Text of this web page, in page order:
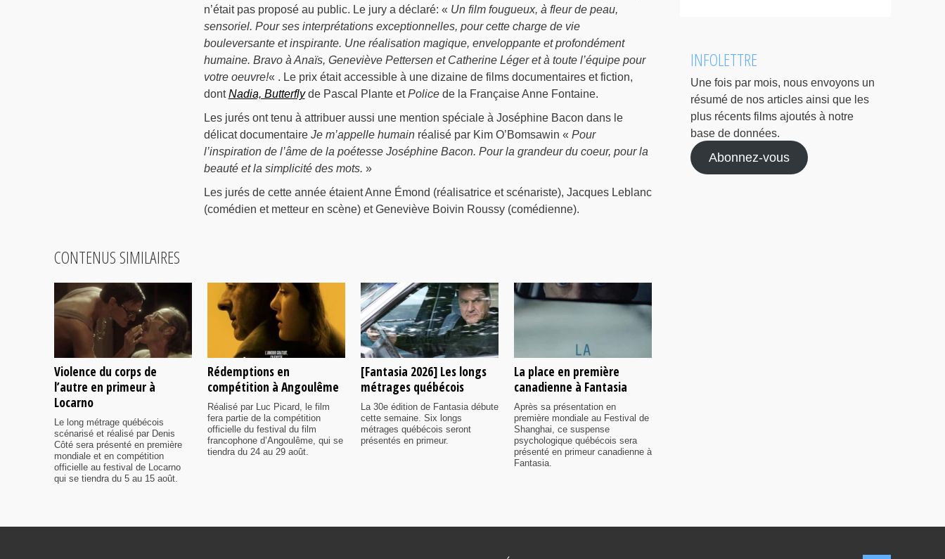
n’était pas proposé au public. Le jury a déclaré: « Un film fougueux, à fleur de peau,
sensoriel. Pour ses interprétations exceptionnelles, pour cette charge de vie
bouleversante et inspirante. Une réalisation magique, enveloppante et profondément
humaine. Bravo à Anaïs, Geneviève Pettersen et Catherine Léger et à toute l’équipe pour
votre oeuvre!« . Le prix était accessible à une dizaine de films documentaires et fiction,
dontNadia, Butterflyde Pascal Plante etPolicede la Française Anne Fontaine.
Les jurés ont tenu à attribuer aussi une mention spéciale à Joséphine Bacon dans le
délicat documentaire Je m’appelle humainréalisé par Kim O’Bomsawin « Pour
l’inspiration de l’âme de la poétesse Joséphine Bacon. Pour la grandeur du coeur, pour la
beauté et la simplicité des mots. »
Les jurés de cette année étaient Anne Émond (réalisatrice et scénariste), Jacques Leblanc
(comédien et metteur en scène) et Geneviève Boivin Roussy (comédienne).
CONTENUS SIMILAIRES
Violence du corps de
l’autre en primeur à
Locarno
Le long métrage québécois
scénarisé et réalisé par Denis
Côté sera présenté en première
mondiale et en compétition
officielle au festival de Locarno
qui se tiendra du 5 au 15 août.
Rédemptions en
compétition à Angoulême
Réalisé par Luc Picard, le film
fera partie de la compétition
officielle du festival du film
francophone d’Angoulême, qui se
tiendra du 24 au 29 août.
[Fantasia 2026] Les longs
métrages québécois
La 30e édition de Fantasia débute
cette semaine. Six longs
métrages québécois seront
présentés en primeur.
La place en première
canadienne à Fantasia
Après sa présentation en
première mondiale au Festival de
Shanghai, ce suspense
psychologique québécois sera
présenté en primeur canadienne à
Fantasia.
INFOLETTRE
Une fois par mois, nous envoyons un
résumé de nos articles ainsi que les
plus récents films ajoutés à notre
base de données.
Abonnez-vous